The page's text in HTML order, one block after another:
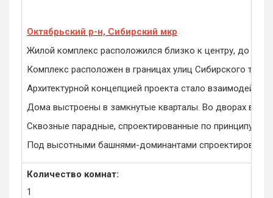
Октябрьский р-н, Сибирский мкр
Жилой комплекс расположился близко к центру, до
Комплекс расположен в границах улиц Сибирского
Архитектурной концепцией проекта стало
Дома выстроены в замкнутые кварталы. Во дворах
Сквозные парадные, спроектированные по принципу
Под высотными башнями-доминантами спроектирован
Количество комнат:
1